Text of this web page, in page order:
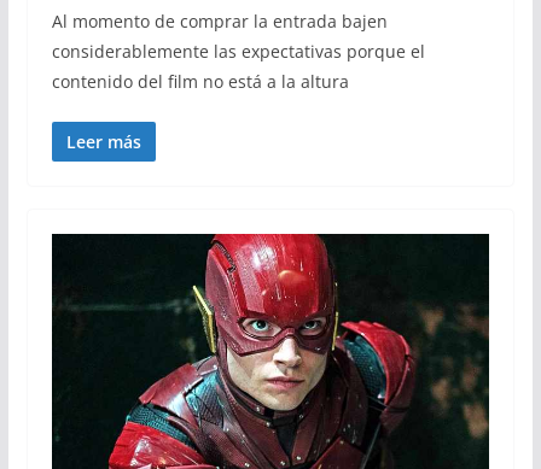
Al momento de comprar la entrada bajen
considerablemente las expectativas porque el
contenido del film no está a la altura
Leer más